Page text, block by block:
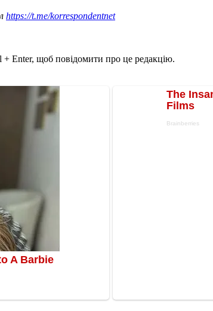
https://t.me/korrespondentnet
+ Enter, щоб повідомити про це редакцію.